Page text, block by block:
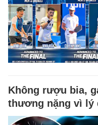
Không rượu bia,
thương nặng vì lý